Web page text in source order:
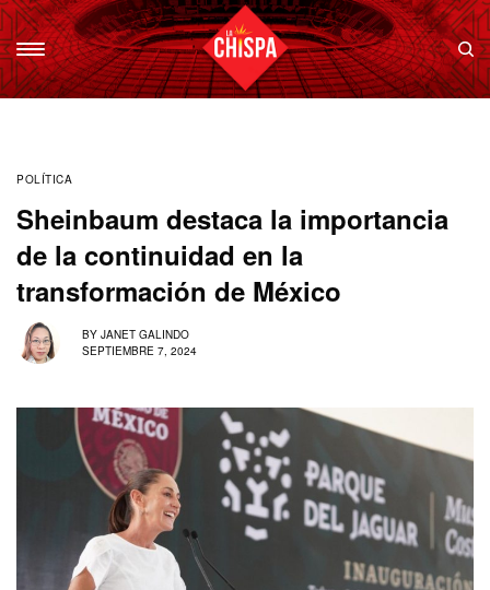
POLÍTICA
Sheinbaum destaca la importancia
de la continuidad en la
transformación de México
BY JANET GALINDO
SEPTIEMBRE 7, 2024